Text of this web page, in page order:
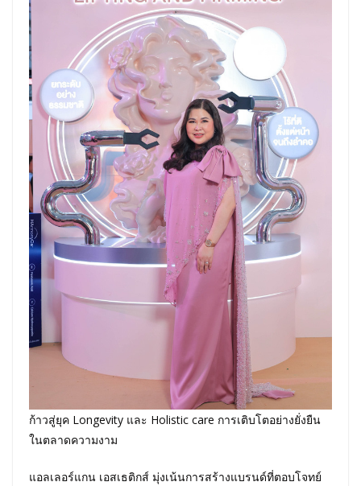
ก้าวสู่ยุค Longevity และ Holistic care การเติบโตอย่างยั่งยืน
ในตลาดความงาม
แอลเลอร์แกน เอสเธติกส์ มุ่งเน้นการสร้างแบรนด์ที่ตอบโจทย์